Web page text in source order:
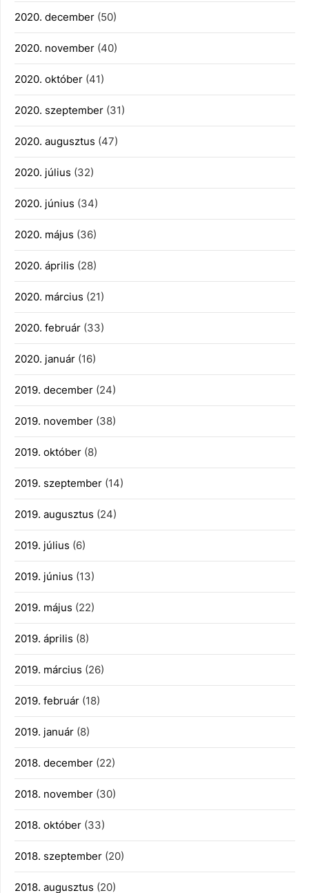
2020. december (50)
2020. november (40)
2020. október (41)
2020. szeptember (31)
2020. augusztus (47)
2020. július (32)
2020. június (34)
2020. május (36)
2020. április (28)
2020. március (21)
2020. február (33)
2020. január (16)
2019. december (24)
2019. november (38)
2019. október (8)
2019. szeptember (14)
2019. augusztus (24)
2019. július (6)
2019. június (13)
2019. május (22)
2019. április (8)
2019. március (26)
2019. február (18)
2019. január (8)
2018. december (22)
2018. november (30)
2018. október (33)
2018. szeptember (20)
2018. augusztus (20)